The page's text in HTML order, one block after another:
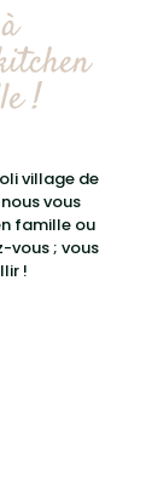
!
village de
vous
famille ou
vous ; vous
!